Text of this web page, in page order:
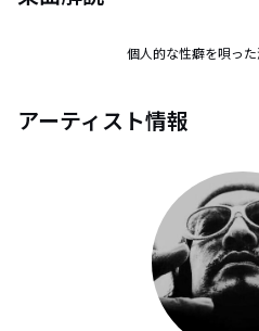
個人的な性癖を唄っ
アーティスト情報